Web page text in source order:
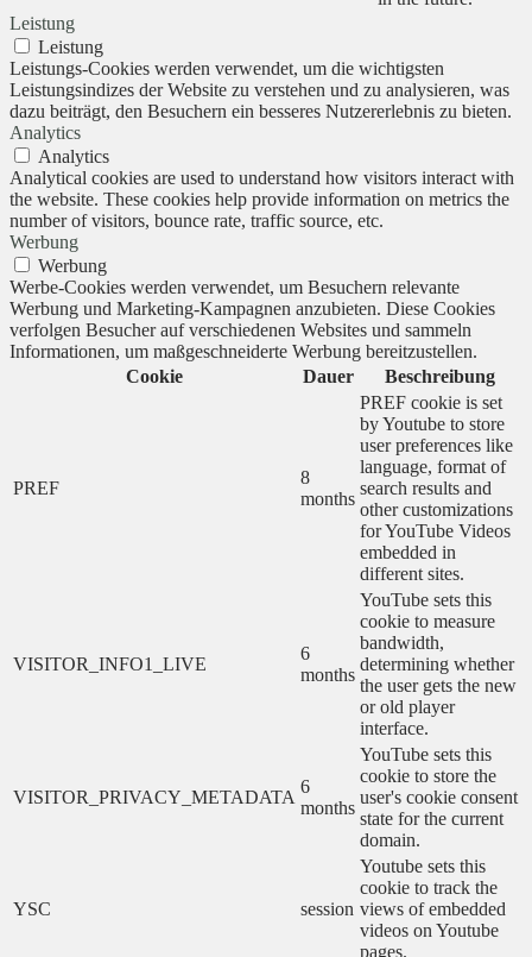
Leistung
Leistung
Leistungs-Cookies werden verwendet, um die wichtigsten
Leistungsindizes der Website zu verstehen und zu analysieren, was
dazu beiträgt, den Besuchern ein besseres Nutzererlebnis zu bieten.
Analytics
Analytics
Analytical cookies are used to understand how visitors interact with
the website. These cookies help provide information on metrics the
number of visitors, bounce rate, traffic source, etc.
Werbung
Werbung
Werbe-Cookies werden verwendet, um Besuchern relevante
Werbung und Marketing-Kampagnen anzubieten. Diese Cookies
verfolgen Besucher auf verschiedenen Websites und sammeln
Informationen, um maßgeschneiderte Werbung bereitzustellen.
Cookie
Dauer Beschreibung
PREF
8
months
PREF cookie is set
by Youtube to store
user preferences like
language, format of
search results and
other customizations
for YouTube Videos
embedded in
different sites.
VISITOR_INFO1_LIVE
6
months
YouTube sets this
cookie to measure
bandwidth,
determining whether
the user gets the new
or old player
interface.
VISITOR_PRIVACY_METADATA
6
months
YouTube sets this
cookie to store the
user's cookie consent
state for the current
domain.
YSC session
Youtube sets this
cookie to track the
views of embedded
videos on Youtube
pages.